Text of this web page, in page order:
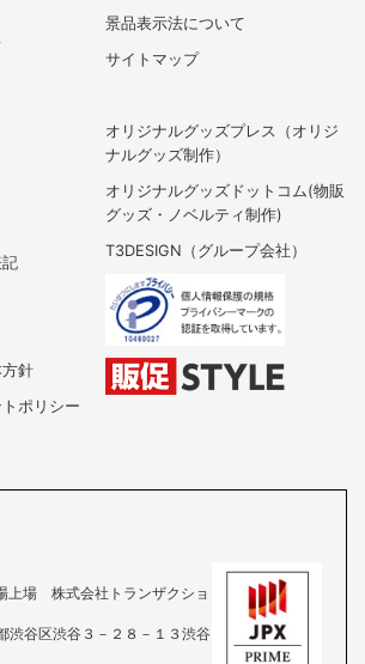
針
ポリシー
景品表示法について
サイトマップ
オリジナルグッズプレス（オリジ
ナルグッズ制作）
オリジナルグッズドットコム(物販
グッズ・ノベルティ制作)
T3DESIGN（グループ会社）
上場 株式会社トランザクショ
谷区渋谷３－２８－１３渋谷